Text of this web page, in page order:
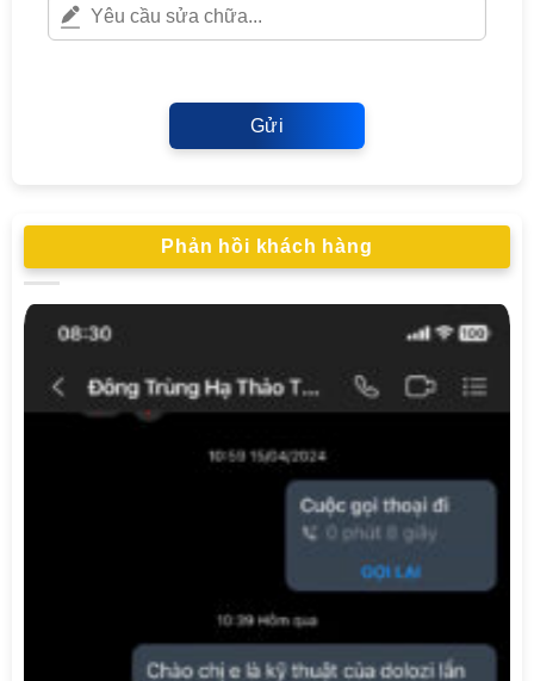
Gửi
Phản hồi khách hàng